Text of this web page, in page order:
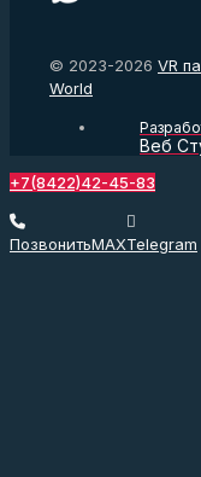
© 2023-2026 VR
World
Веб
+7(8422)42-45-83
ПозвонитьMAXTelegram